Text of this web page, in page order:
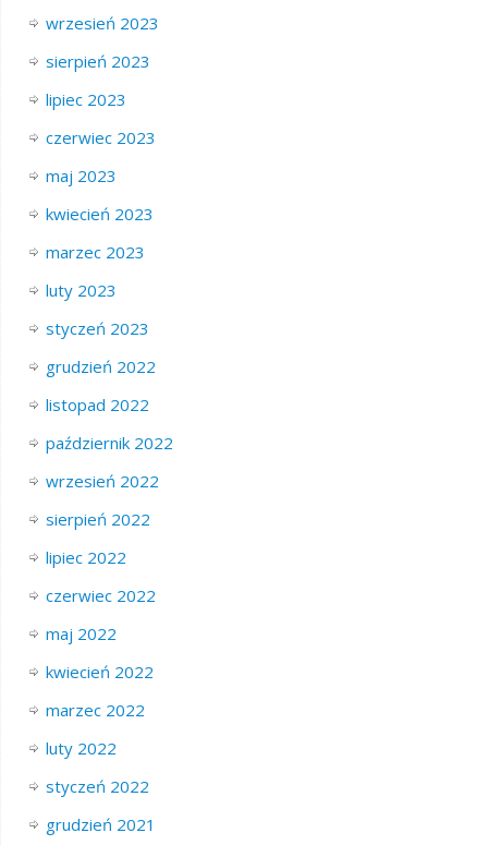
wrzesień 2023
sierpień 2023
lipiec 2023
czerwiec 2023
maj 2023
kwiecień 2023
marzec 2023
luty 2023
styczeń 2023
grudzień 2022
listopad 2022
październik 2022
wrzesień 2022
sierpień 2022
lipiec 2022
czerwiec 2022
maj 2022
kwiecień 2022
marzec 2022
luty 2022
styczeń 2022
grudzień 2021